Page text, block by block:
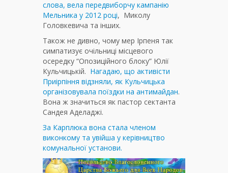
слова, вела передвиборчу кампанію
Мельника у 2012 році, Миколу
Головкевича та інших.
Також не дивно, чому мер Ірпеня так
симпатизує очільниці місцевого
осередку “Опозиційного блоку” Юлії
Кульчицькій. Нагадаю, що активісти
Приірпіння відзняли, як Кульчицька
організовувала поїздки на антимайдан.
Вона ж значиться як пастор сектанта
Сандея Аделаджі.
За Карплюка вона стала членом
виконкому та увійша у керівництво
комунальної установи.